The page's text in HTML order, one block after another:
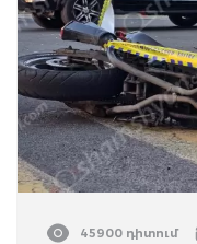
45900 դիտում